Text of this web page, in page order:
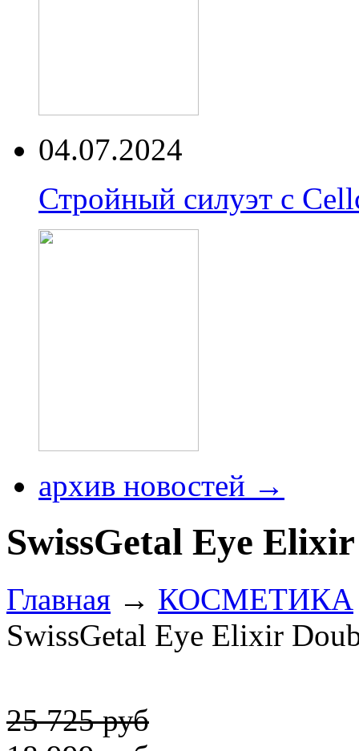
04.07.2024
Стройный силуэт с
архив новостей →
SwissGetal Eye
Главная → КОСМЕТИКА
SwissGetal Eye Elixir
25 725 руб